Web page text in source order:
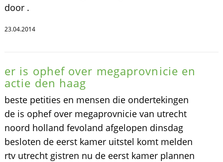
door .
23.04.2014
er is ophef over megaprovnicie en
actie den haag
beste petities en mensen die ondertekingen
de is ophef over megaprovnicie van utrecht
noord holland fevoland afgelopen dinsdag
besloten de eerst kamer uitstel komt melden
rtv utrecht gistren nu de eerst kamer plannen